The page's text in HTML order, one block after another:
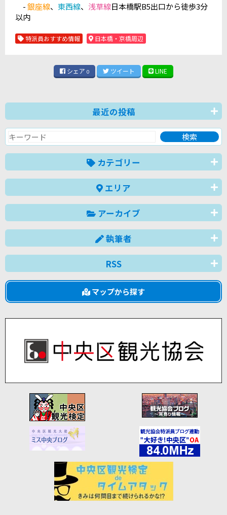
-銀座線、 東西線、 浅草線日本橋駅B5出口から徒歩3分
以内
特派員おすすめ情報 日本橋・京橋周辺
シェア 0 ツイート LINE
最近の投稿
カテゴリー
エリア
アーカイブ
執筆者
RSS
マップから探す